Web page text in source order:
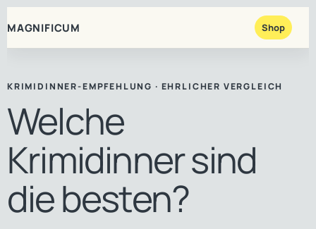
MAGNIFICUM Shop
KRIMIDINNER-EMPFEHLUNG · EHRLICHER VERGLEICH
Welche
Krimidinner sind
die besten?